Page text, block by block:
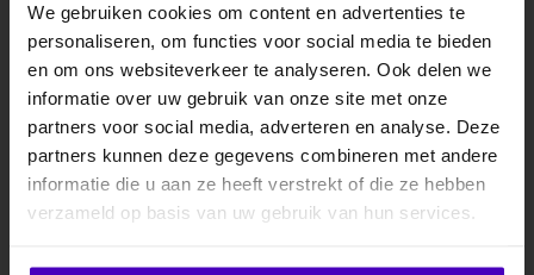
We gebruiken cookies om content en advertenties te
personaliseren, om functies voor social media te bieden
en om ons websiteverkeer te analyseren. Ook delen we
informatie over uw gebruik van onze site met onze
partners voor social media, adverteren en analyse. Deze
partners kunnen deze gegevens combineren met andere
informatie die u aan ze heeft verstrekt of die ze hebben
verzameld op basis van uw gebruik van hun services.
HV POLO
Armband Jula set
van 3
Armband jula set van 3
Luxe armbandenset
bestaande uit 3
verschillende ontw..
€24,95
HV POLO
Klassieke vorm die
geschikt is voor een breed
scala aan zadels * Extra
hoge scho..
€69,95
MELD JE AAN VOOR
10% KORTING
.